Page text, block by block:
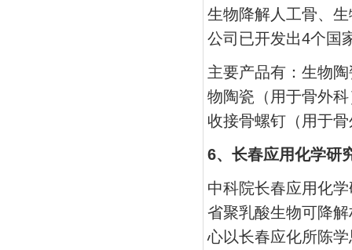
生物降解人工骨、
公司已开发出4个国
主要产品有：生物
物陶瓷（用于骨外
收接骨螺钉（用于
6、长春应用化学研
中科院长春应用化
省聚乳酸生物可降
心以长春应化所陈